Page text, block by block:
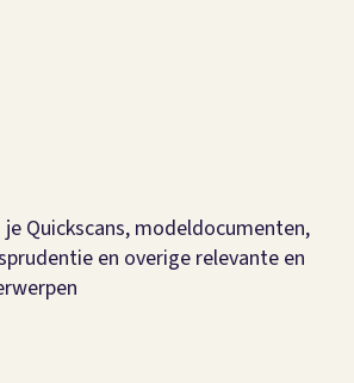
Quickscans, modeldocumenten,
en overige relevante en